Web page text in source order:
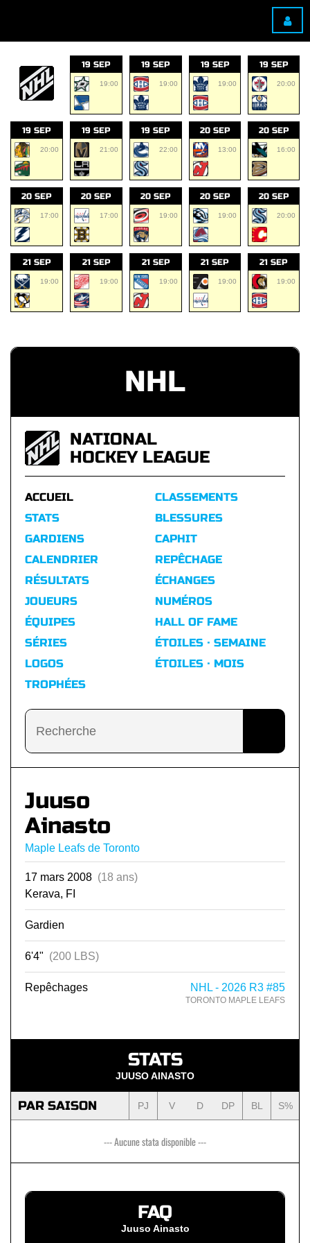
19 SEP
19:00
19 SEP
19:00
19 SEP
19:00
19 SEP
20:00
19 SEP
20:00
19 SEP
21:00
19 SEP
22:00
20 SEP
13:00
20 SEP
16:00
20 SEP
17:00
20 SEP
17:00
20 SEP
19:00
20 SEP
19:00
20 SEP
20:00
21 SEP
19:00
21 SEP
19:00
21 SEP
19:00
21 SEP
19:00
21 SEP
19:00
NHL
NATIONAL
HOCKEY LEAGUE
ACCUEIL
STATS
GARDIENS
CALENDRIER
RÉSULTATS
CLASSEMENTS
BLESSURES
CAPHIT
REPÊCHAGE
ÉCHANGES
JOUEURS
ÉQUIPES
SÉRIES
LOGOS
TROPHÉES
NUMÉROS
HALL OF FAME
ÉTOILES · SEMAINE
ÉTOILES · MOIS
Juuso
Ainasto
Maple Leafs de Toronto
17 mars 2008 (18 ans)
Kerava, FI
Gardien
6'4" (200 LBS)
Repêchages NHL - 2026 R3 #85
TORONTO MAPLE LEAFS
STATS
JUUSO AINASTO
PAR SAISON PJ V D DP BL S%
--- Aucune stata disponible ---
FAQ
Juuso Ainasto